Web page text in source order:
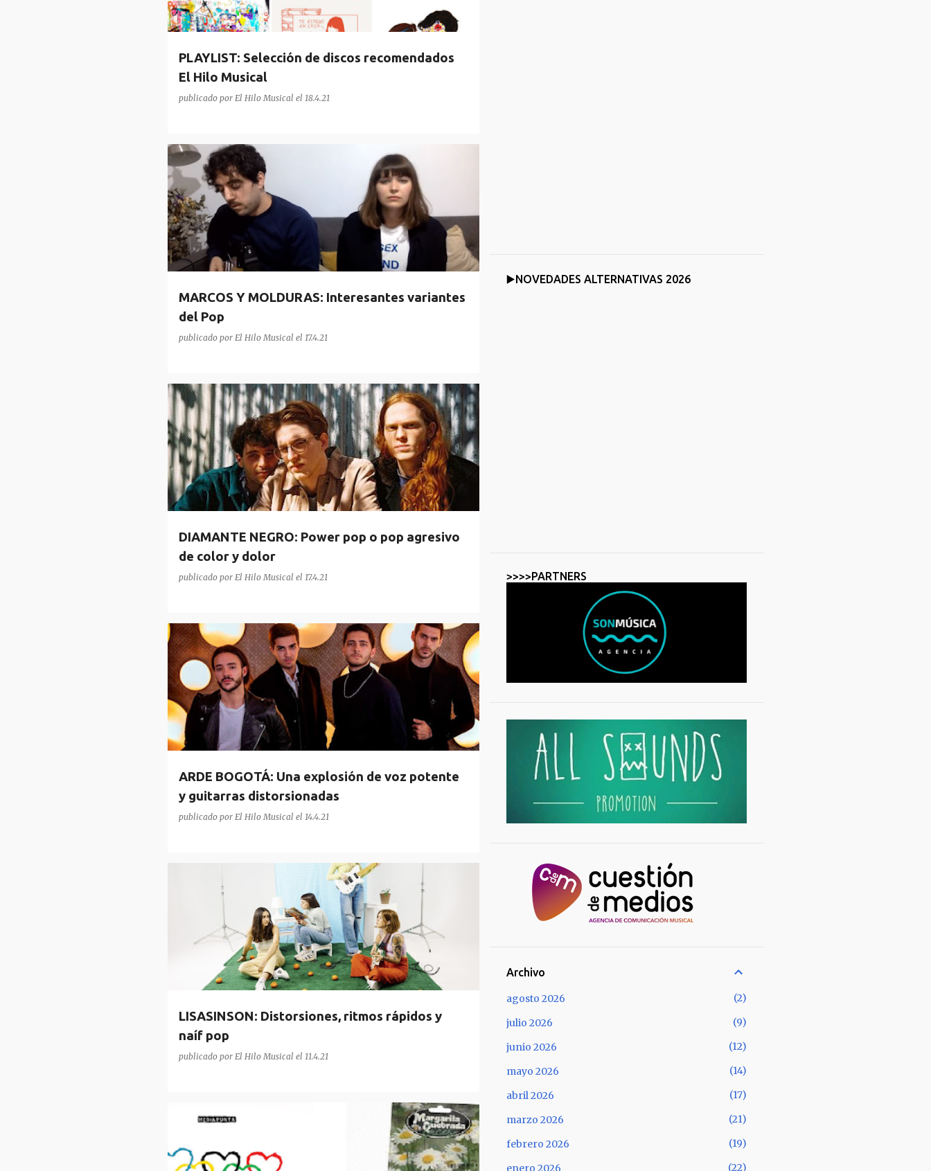
PLAYLIST: Selección de discos recomendados
El Hilo Musical
publicado por El Hilo Musical el 18.4.21
MARCOS Y MOLDURAS: Interesantes variantes
del Pop
publicado por El Hilo Musical el 17.4.21
MARCOS Y MOLDURAS
DIAMANTE NEGRO: Power pop o pop agresivo
de color y dolor
publicado por El Hilo Musical el 17.4.21
DIAMANTE NEGRO
ARDE BOGOTÁ: Una explosión de voz potente
y guitarras distorsionadas
publicado por El Hilo Musical el 14.4.21
ARDE BOGOTÁ
LISASINSON: Distorsiones, ritmos rápidos y
naíf pop
publicado por El Hilo Musical el 11.4.21
LISASINSON
MENCIÓN ESPECIAL
▶️NOVEDADES ALTERNATIVAS 2026
>>>>PARTNERS
Archivo
agosto 2026
2
julio 2026
9
junio 2026
12
mayo 2026
14
abril 2026
17
marzo 2026
21
febrero 2026
19
enero 2026
22